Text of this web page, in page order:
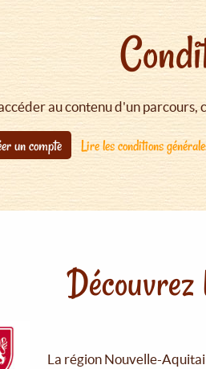
au contenu d'un parcours,
un compte Lire les conditions
La région Nouvelle-